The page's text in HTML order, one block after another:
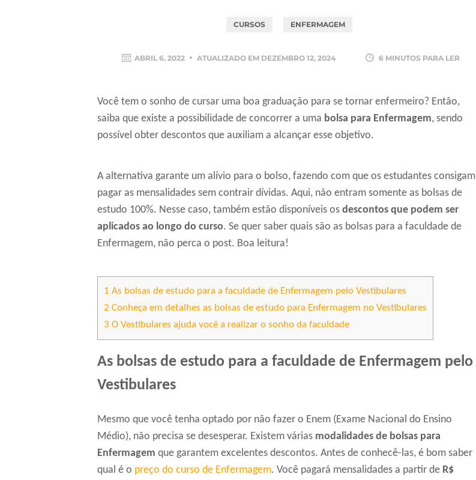
CURSOS ENFERMAGEM
ABRIL 6, 2022 ATUALIZADO EM DEZEMBRO 12, 2024 6 MINUTOS PARA LER
Você tem o sonho de cursar uma boa graduação para se tornar enfermeiro? Então,
saiba que existe a possibilidade de concorrer a uma bolsa para Enfermagem, sendo
possível obter descontos que auxiliam a alcançar esse objetivo.
A alternativa garante um alívio para o bolso, fazendo com que os estudantes consigam
pagar as mensalidades sem contrair dívidas. Aqui, não entram somente as bolsas de
estudo 100%. Nesse caso, também estão disponíveis os descontos que podem ser
aplicados ao longo do curso. Se quer saber quais são as bolsas para a faculdade de
Enfermagem, não perca o post. Boa leitura!
1 As bolsas de estudo para a faculdade de Enfermagem pelo Vestibulares
2 Conheça em detalhes as bolsas de estudo para Enfermagem no Vestibulares
3 O Vestibulares ajuda você a realizar o sonho da faculdade
As bolsas de estudo para a faculdade de Enfermagem pelo
Vestibulares
Mesmo que você tenha optado por não fazer o Enem (Exame Nacional do Ensino
Médio), não precisa se desesperar. Existem várias modalidades de bolsas para
Enfermagem que garantem excelentes descontos. Antes de conhecê-las, é bom saber
qual é o preço do curso de Enfermagem. Você pagará mensalidades a partir de R$